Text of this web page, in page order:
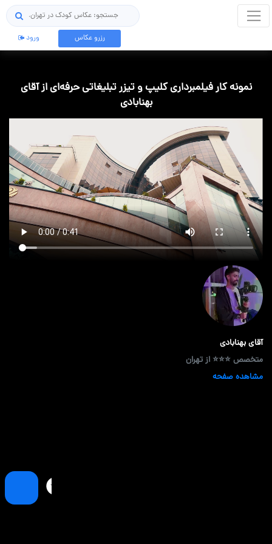
جستجو
رزرو عکاس ورود
نمونه کار فیلمبرداری کلیپ و تیزر تبلیغاتی حرفه‌ای از آقای
بهنابادی
آقای بهنابادی
متخصص ⭐⭐⭐ از تهران
مشاهده صفحه